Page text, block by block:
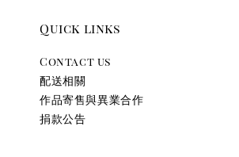
Quick links
Contact us
配送相關
作品寄售與異業合作
捐款公告